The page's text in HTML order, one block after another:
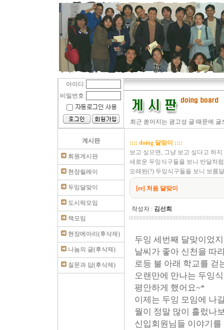
아이디
비밀번호
최근 쏟아지는 광고성 글 때문에 글
게시판
회원게시판
현장릴레이
두잉달맞이
도시락모임
책모임
현장메아리(후삭제)
나눔의 글(후삭제)
질문과 답(후삭제)
:::: doing 달맞이 ::::
보고 싶으면, 그냥 보고 싶다고 하
새로운 두잉식구들을 보니 반달처
오래된(?) 두잉식구들을 보니 보름
[re] 처음 달맞이
작성자 : 김선희
두잉 세번째 달맞이었
날씨가 좋아 신천을 따
로등 불 아래 학교를 걷
오랜만에 만나는 두잉
평안하게 했어요~*
이제는 두잉 모임에 나
월이 정말 많이 흘렀나
신입회원님들 이야기